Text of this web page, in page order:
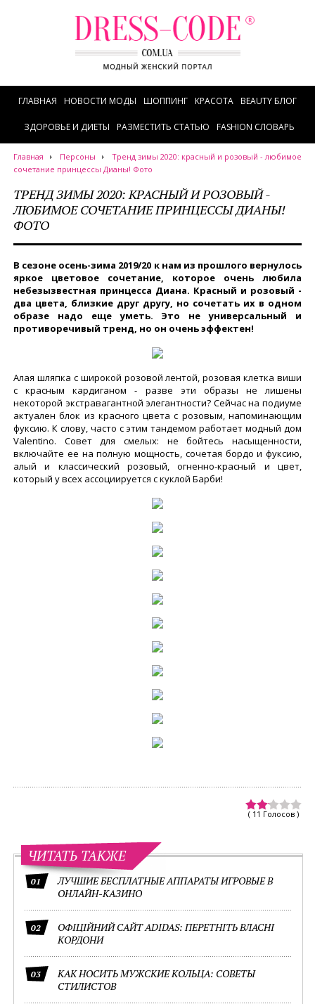
ГЛАВНАЯ НОВОСТИ МОДЫ ШОППИНГ КРАСОТА BEAUTY БЛОГ
ЗДОРОВЬЕ И ДИЕТЫ РАЗМЕСТИТЬ СТАТЬЮ FASHION СЛОВАРЬ
Главная Персоны
Тренд зимы 2020: красный и розовый - любимое
сочетание принцессы Дианы! Фото
ТРЕНД ЗИМЫ 2020: КРАСНЫЙ И РОЗОВЫЙ -
ЛЮБИМОЕ СОЧЕТАНИЕ ПРИНЦЕССЫ ДИАНЫ!
ФОТО
В сезоне осень-зима 2019/20 к нам из прошлого вернулось
яркое цветовое сочетание, которое очень любила
небезызвестная принцесса Диана. Красный и розовый -
два цвета, близкие друг другу, но сочетать их в одном
образе надо еще уметь. Это не универсальный и
противоречивый тренд, но он очень эффектен!
Алая шляпка с широкой розовой лентой, розовая клетка виши
с красным кардиганом - разве эти образы не лишены
некоторой экстравагантной элегантности? Сейчас на подиуме
актуален блок из красного цвета с розовым, напоминающим
фуксию. К слову, часто с этим тандемом работает модный дом
Valentino. Совет для смелых: не бойтесь насыщенности,
включайте ее на полную мощность, сочетая бордо и фуксию,
алый и классический розовый, огненно-красный и цвет,
который у всех ассоциируется с куклой Барби!
( 11 Голосов )
ЧИТАТЬ ТАКЖЕ
01
ЛУЧШИЕ БЕСПЛАТНЫЕ АППАРАТЫ ИГРОВЫЕ В
ОНЛАЙН-КАЗИНО
02
ОФІЦІЙНИЙ САЙТ ADIDAS: ПЕРЕТНІТЬ ВЛАСНІ
КОРДОНИ
03
КАК НОСИТЬ МУЖСКИЕ КОЛЬЦА: СОВЕТЫ
СТИЛИСТОВ